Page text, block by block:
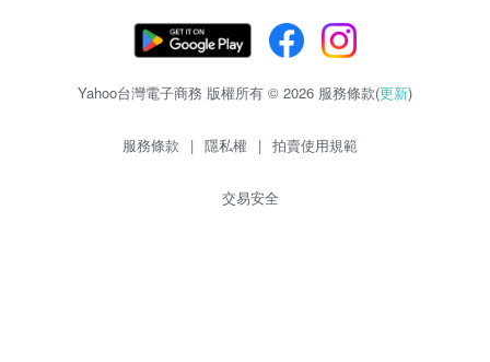
Yahoo台灣電子商務 版權所有 © 2026 服務條款(更新)
服務條款 | 隱私權 | 拍賣使用規範
交易安全